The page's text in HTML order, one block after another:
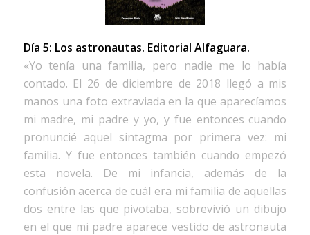
Día 5: Los astronautas. Editorial Alfaguara.
«Yo tenía una familia, pero nadie me lo había
contado. El 26 de diciembre de 2018 llegó a mis
manos una foto extraviada en la que aparecíamos
mi madre, mi padre y yo, y fue entonces cuando
pronuncié aquel sintagma por primera vez: mi
familia. Y fue entonces también cuando empezó
esta novela. De mi infancia, además de la
confusión acerca de cuál era mi familia de aquellas
dos entre las que pivotaba, sobrevivió un dibujo
en el que mi padre aparece vestido de astronauta